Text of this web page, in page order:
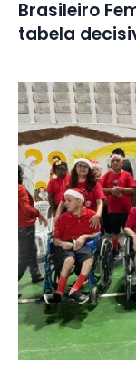
Brasileiro
tabela